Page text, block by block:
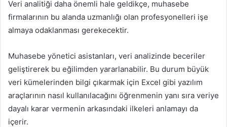
Veri analitiği daha önemli hale geldikçe, muhasebe
firmalarının bu alanda uzmanlığı olan profesyonelleri işe
almaya odaklanması gerekecektir.
Muhasebe yönetici asistanları, veri analizinde beceriler
geliştirerek bu eğilimden yararlanabilir. Bu durum büyük
veri kümelerinden bilgi çıkarmak için Excel gibi yazılım
araçlarının nasıl kullanılacağını öğrenmenin yanı sıra veriye
dayalı karar vermenin arkasındaki ilkeleri anlamayı da
içerir.